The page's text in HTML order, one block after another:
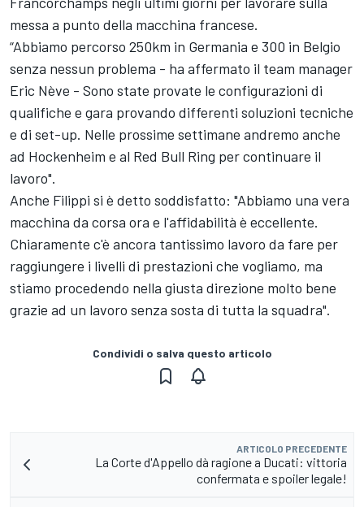
messa a punto della macchina francese.
“Abbiamo percorso 250km in Germania e 300 in Belgio
senza nessun problema - ha affermato il team manager
Eric Nève - Sono state provate le configurazioni di
qualifiche e gara provando differenti soluzioni tecniche
e di set-up. Nelle prossime settimane andremo anche
ad Hockenheim e al Red Bull Ring per continuare il
lavoro".
Anche Filippi si è detto soddisfatto: "Abbiamo una vera
macchina da corsa ora e l'affidabilità è eccellente.
Chiaramente c'è ancora tantissimo lavoro da fare per
raggiungere i livelli di prestazioni che vogliamo, ma
stiamo procedendo nella giusta direzione molto bene
grazie ad un lavoro senza sosta di tutta la squadra".
Condividi o salva questo articolo
ARTICOLO PRECEDENTE
La Corte d'Appello dà ragione a Ducati: vittoria
confermata e spoiler legale!